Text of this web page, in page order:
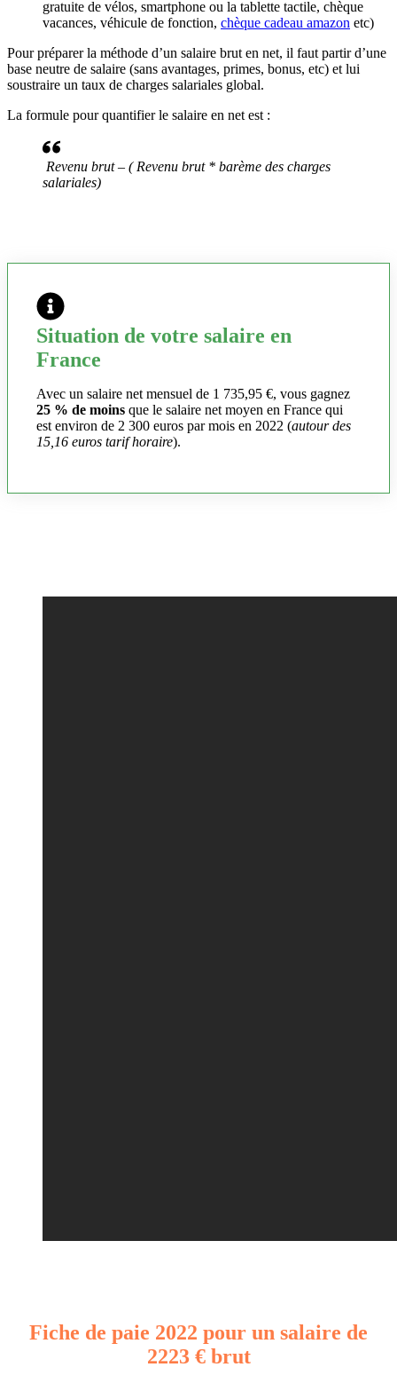
gratuite de vélos, smartphone ou la tablette tactile, chèque
vacances, véhicule de fonction, chèque cadeau amazon etc)
Pour préparer la méthode d’un salaire brut en net, il faut partir d’une
base neutre de salaire (sans avantages, primes, bonus, etc) et lui
soustraire un taux de charges salariales global.
La formule pour quantifier le salaire en net est :
Revenu brut – ( Revenu brut * barème des charges
salariales)
Situation de votre salaire en
France
Avec un salaire net mensuel de 1 735,95 €, vous gagnez
25 % de moins que le salaire net moyen en France qui
est environ de 2 300 euros par mois en 2022 (autour des
15,16 euros tarif horaire).
Fiche de paie 2022 pour un salaire de
2223 € brut